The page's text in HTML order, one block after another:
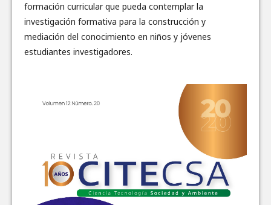
formación curricular que pueda contemplar la
investigación formativa para la construcción y
mediación del conocimiento en niños y jóvenes
estudiantes investigadores.